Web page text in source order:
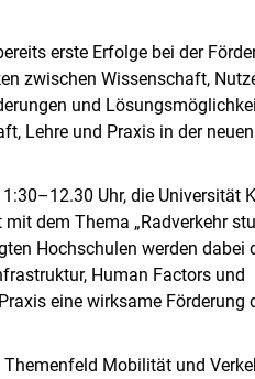
erste Erfolge bei der
zwischen Wissenschaft,
und
Lehre und Praxis in der neuen
Uhr, die Universität
dem Thema „Radverkehr
Hochschulen werden dabei
Human Factors und
eine wirksame Förderung
Mobilität und